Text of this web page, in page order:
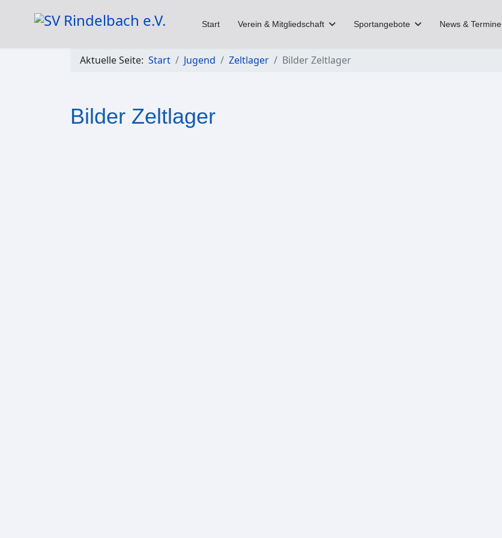
Start Verein & Mitgliedschaft Sportangebote News & Termine
Aktuelle Seite: Start Jugend Zeltlager Bilder Zeltlager
Bilder Zeltlager